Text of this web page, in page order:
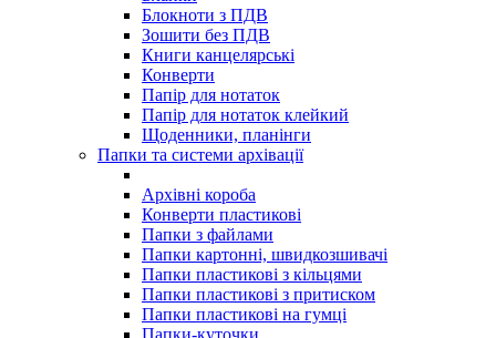
Блокноти з ПДВ
Зошити без ПДВ
Книги канцелярські
Конверти
Папір для нотаток
Папір для нотаток клейкий
Щоденники, планінги
Папки та системи архівації
Архівні короба
Конверти пластикові
Папки з файлами
Папки картонні, швидкозшивачі
Папки пластикові з кільцями
Папки пластикові з притиском
Папки пластикові на гумці
Папки-куточки